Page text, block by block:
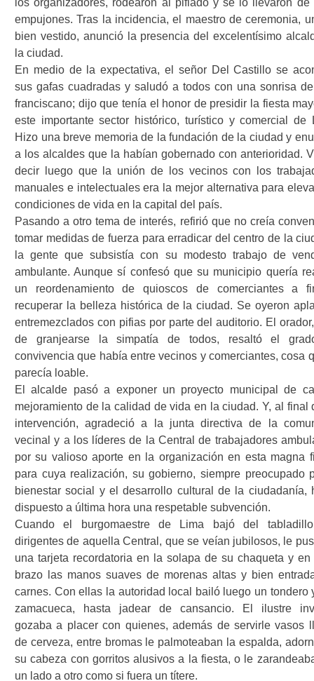
los organizadores, rodearon al pifiado y se lo llevaron
empujones. Tras la incidencia, el maestro de ceremonia,
bien vestido, anunció la presencia del excelentísimo
la ciudad.
En medio de la expectativa, el señor Del Castillo se
sus gafas cuadradas y saludó a todos con una sonrisa
franciscano; dijo que tenía el honor de presidir la fiesta
este importante sector histórico, turístico y comercial de
Hizo una breve memoria de la fundación de la ciudad y
a los alcaldes que la habían gobernado con anterioridad.
decir luego que la unión de los vecinos con los
manuales e intelectuales era la mejor alternativa para
condiciones de vida en la capital del país.
Pasando a otro tema de interés, refirió que no creía
tomar medidas de fuerza para erradicar del centro de la
la gente que subsistía con su modesto trabajo de
ambulante. Aunque sí confesó que su municipio quería
un reordenamiento de quioscos de comerciantes a
recuperar la belleza histórica de la ciudad. Se oyeron
entremezclados con pifias por parte del auditorio. El
de granjearse la simpatía de todos, resaltó el
convivencia que había entre vecinos y comerciantes, cosa
parecía loable.
El alcalde pasó a exponer un proyecto municipal de
mejoramiento de la calidad de vida en la ciudad. Y, al final
intervención, agradeció a la junta directiva de la
vecinal y a los líderes de la Central de trabajadores
por su valioso aporte en la organización en esta magna
para cuya realización, su gobierno, siempre preocupado
bienestar social y el desarrollo cultural de la ciudadanía,
dispuesto a última hora una respetable subvención.
Cuando el burgomaestre de Lima bajó del
dirigentes de aquella Central, que se veían jubilosos, le
una tarjeta recordatoria en la solapa de su chaqueta y en
brazo las manos suaves de morenas altas y bien
carnes. Con ellas la autoridad local bailó luego un tondero
zamacueca, hasta jadear de cansancio. El ilustre
gozaba a placer con quienes, además de servirle vasos
de cerveza, entre bromas le palmoteaban la espalda,
su cabeza con gorritos alusivos a la fiesta, o le
un lado a otro como si fuera un títere.